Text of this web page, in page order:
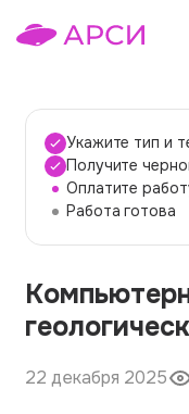
Темы работ
О сервисе
О компании
Наши гарантии
Порядок оплаты
Контакты
Укажите тип и
Получите
Оплатите
Работа готова
22 декабря 2025